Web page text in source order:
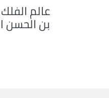
عالم
بن الحسن